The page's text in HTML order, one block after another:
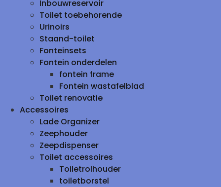
Inbouwreservoir
Toilet toebehorende
Urinoirs
Staand-toilet
Fonteinsets
Fontein onderdelen
fontein frame
Fontein wastafelblad
Toilet renovatie
Accessoires
Lade Organizer
Zeephouder
Zeepdispenser
Toilet accessoires
Toiletrolhouder
toiletborstel